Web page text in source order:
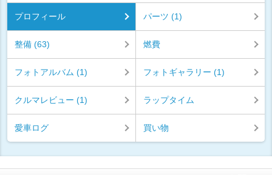
プロフィール パーツ (1)
整備 (63) 燃費
フォトアルバム (1) フォトギャラリー (1)
クルマレビュー (1) ラップタイム
愛車ログ 買い物